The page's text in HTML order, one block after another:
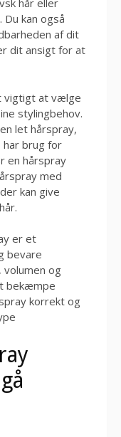
hår eller
kan også
af ​​dit
dit ansigt for at
vigtigt at vælge
stylingbehov.
let hårspray,
har brug for
en hårspray
med
kan give
er et
bevare
og
bekæmpe
korrekt og